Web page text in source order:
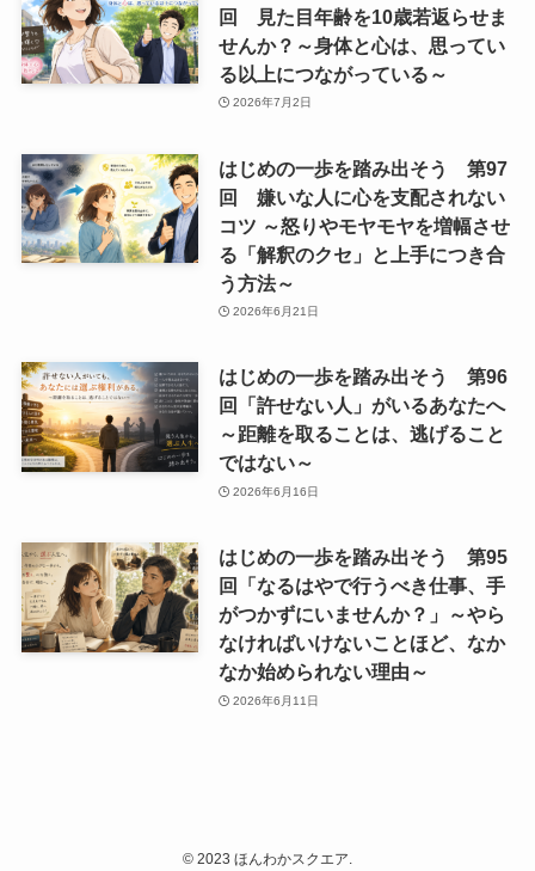
回 見た目年齢を10歳若返らせま
せんか？～身体と心は、思ってい
る以上につながっている～
2026年7月2日
はじめの一歩を踏み出そう 第97
回 嫌いな人に心を支配されない
コツ ～怒りやモヤモヤを増幅させ
る「解釈のクセ」と上手につき合
う方法～
2026年6月21日
はじめの一歩を踏み出そう 第96
回「許せない人」がいるあなたへ
～距離を取ることは、逃げること
ではない～
2026年6月16日
はじめの一歩を踏み出そう 第95
回「なるはやで行うべき仕事、手
がつかずにいませんか？」～やら
なければいけないことほど、なか
なか始められない理由～
2026年6月11日
© 2023 ほんわかスクエア.